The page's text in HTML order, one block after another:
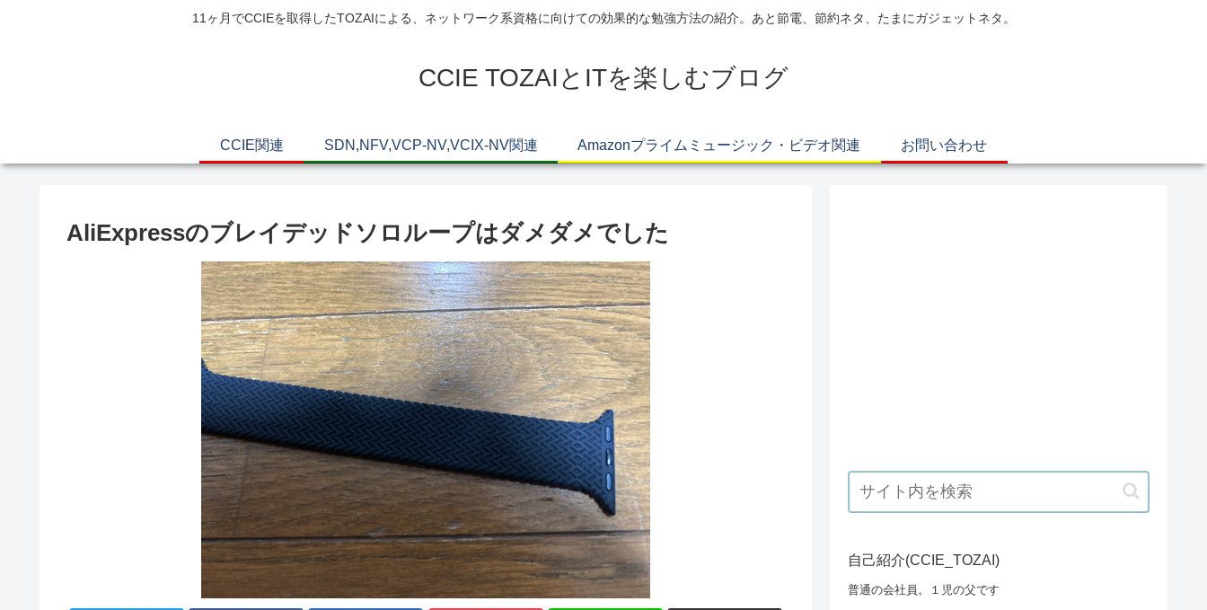
11ヶ月でCCIEを取得したTOZAIによる、ネットワーク系資格に向けての効果的な勉強方法の紹介。あと節電、節約ネタ、たまにガジェットネタ。
CCIE TOZAIとITを楽しむブログ
CCIE関連 SDN,NFV,VCP-NV,VCIX-NV関連 Amazonプライムミュージック・ビデオ関連 お問い合わせ
AliExpressのブレイデッドソロループはダメダメでした
自己紹介(CCIE_TOZAI)
普通の会社員。１児の父です